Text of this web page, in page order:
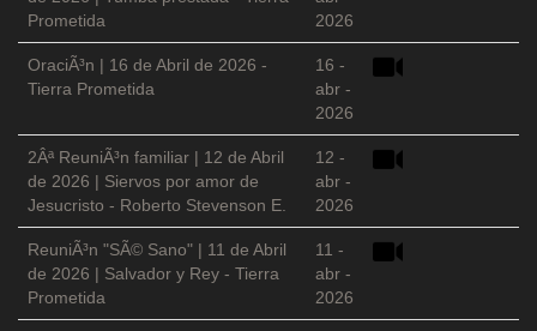
Prometida
2026
OraciÃ³n | 16 de Abril de 2026 -
Tierra Prometida
16 -
abr -
2026
2Âª ReuniÃ³n familiar | 12 de Abril
de 2026 | Siervos por amor de
Jesucristo - Roberto Stevenson E.
12 -
abr -
2026
ReuniÃ³n "SÃ© Sano" | 11 de Abril
de 2026 | Salvador y Rey - Tierra
Prometida
11 -
abr -
2026